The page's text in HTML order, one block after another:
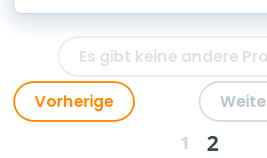
Es gibt keine andere
Vorherige
1 2